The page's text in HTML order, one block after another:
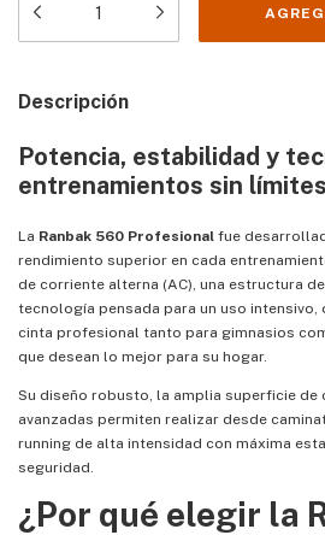
Descripción
Potencia, estabilidad y
entrenamientos sin límites
La Ranbak 560 Profesional fue
rendimiento superior en cada
de corriente alterna (AC), una estructura
tecnología pensada para un uso intensivo,
cinta profesional tanto para gimnasios
que desean lo mejor para su hogar.
Su diseño robusto, la amplia superficie de
avanzadas permiten realizar desde
running de alta intensidad con máxima
seguridad.
¿Por qué elegir la